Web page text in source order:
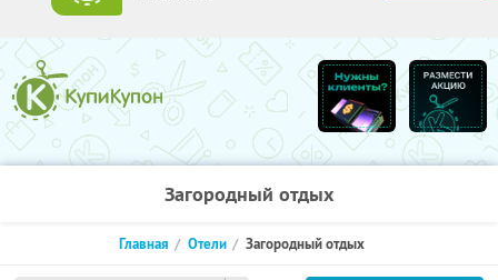
Загородный отдых
Главная Отели Загородный отдых